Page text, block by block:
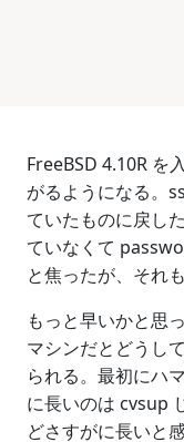
FreeBSD 4.10R を
がるようになる。
ていたものに戻し
ていなくて
と焦ったが、それ
もっと早いかと思
マシンだとどうし
られる。最初にハ
に長いのは cvsup
どさすがに長いと